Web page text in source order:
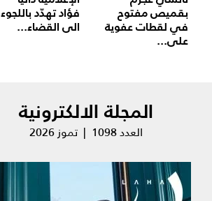
بقميص مفتوح
في لقطات عفوية
على...
فؤاد تهدّد باللجوء
الى القضاء...
المجلة الالكترونية
العدد 1098 | تموز 2026